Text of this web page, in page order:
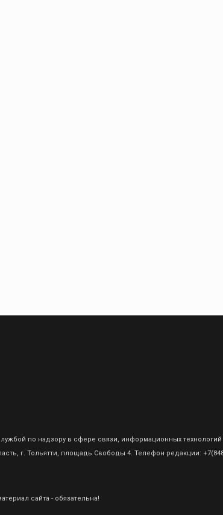
по надзору в сфере связи, информационных
г. Тольятти, площадь Свободы 4. Телефон редакции:
сайта - обязательна!